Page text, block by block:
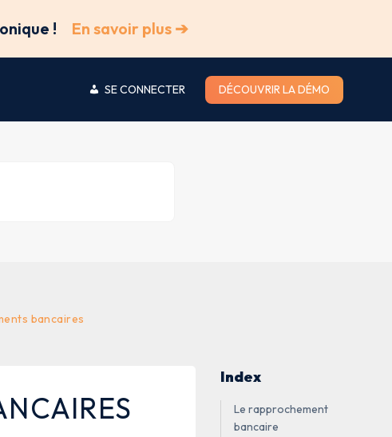
! En savoir plus ➔
SE CONNECTER DÉCOUVRIR LA DÉMO
bancaires
Index
Le rapprochement
bancaire